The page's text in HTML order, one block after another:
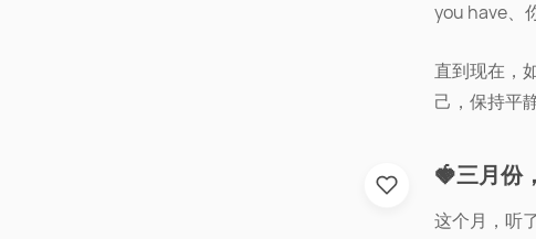
you have、
直到现在，
己，保持平
🍓三月份
这个月，听